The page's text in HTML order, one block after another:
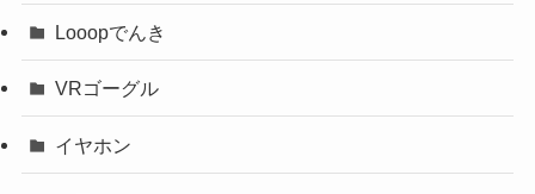
Looopでんき
VRゴーグル
イヤホン